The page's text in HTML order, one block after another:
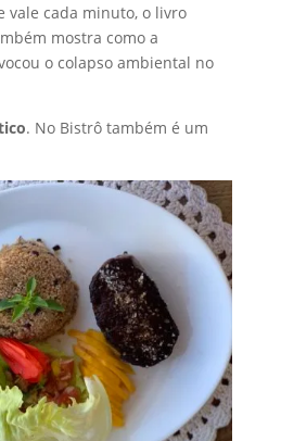
vale cada minuto, o livro
mostra como a
o colapso ambiental no
. No Bistrô também é um